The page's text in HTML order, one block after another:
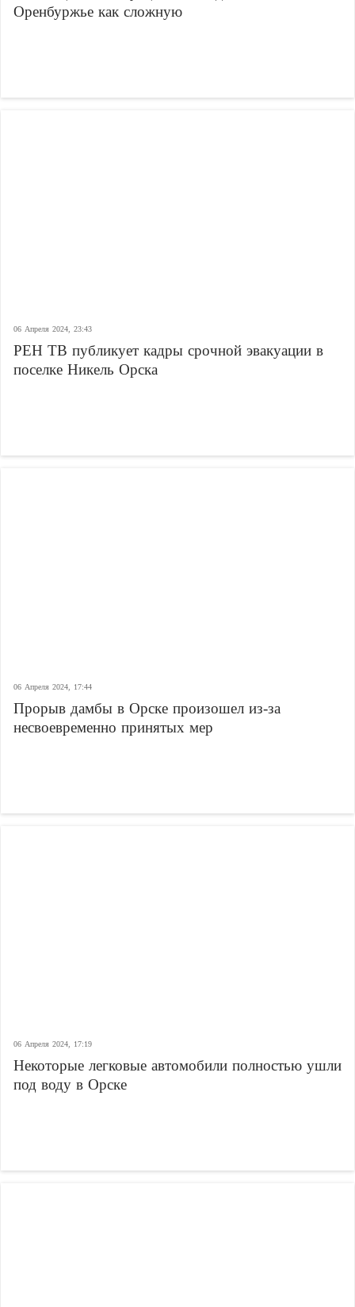
Оренбуржье как сложную
06 Апреля 2024, 23:43
РЕН ТВ публикует кадры срочной эвакуации в
поселке Никель Орска
06 Апреля 2024, 17:44
Прорыв дамбы в Орске произошел из-за
несвоевременно принятых мер
06 Апреля 2024, 17:19
Некоторые легковые автомобили полностью ушли
под воду в Орске